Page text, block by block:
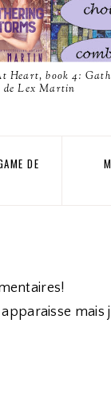
Heart, book 4:
de Lex Martin
DE